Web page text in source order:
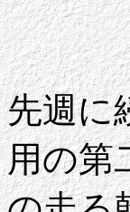
先週に
用の第